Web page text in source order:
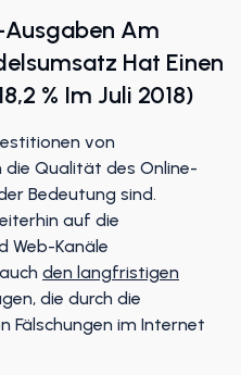
Am
Hat Einen
% Im Juli 2018)
von
die Qualität des Online-
Bedeutung sind.
auf die
Web-Kanäle
den langfristigen
die durch die
Fälschungen im Internet